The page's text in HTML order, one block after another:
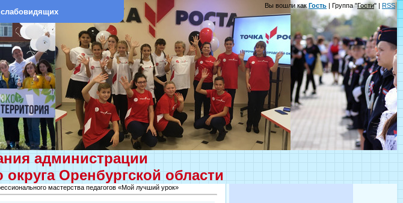
Вы вошли какГость | Группа "Гости" | RSS
администрации
Оренбургской области
мастерства педагогов «Мой лучший урок»